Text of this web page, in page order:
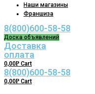
Наши магазины
Франшиза
8(800)600-58-58
Доска объявлений
Доставка
оплата
0,00Р Cart
8(800)600-58-58
0,00Р Cart